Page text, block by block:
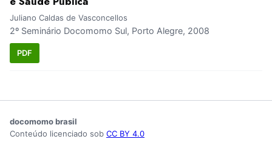
Juliano Caldas de Vasconcellos
2º Seminário Docomomo Sul, Porto Alegre, 2008
PDF
docomomo brasil
Conteúdo licenciado sob CC BY 4.0